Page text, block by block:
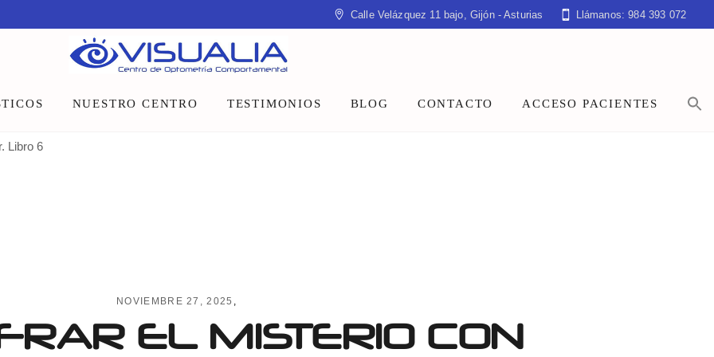
Calle Velázquez 11 bajo, Gijón - Asturias Llámanos: 984 393 072
NUESTRO CENTRO TESTIMONIOS BLOG CONTACTO ACCESO PACIENTES
Libro 6
NOVIEMBRE 27, 2025
EL MISTERIO CON